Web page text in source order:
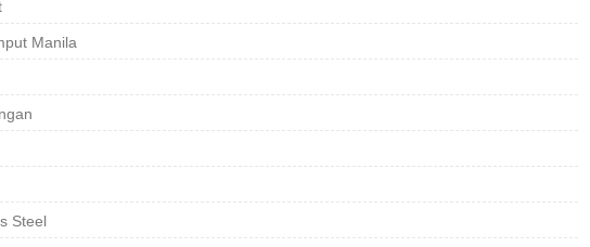
Manila
Steel